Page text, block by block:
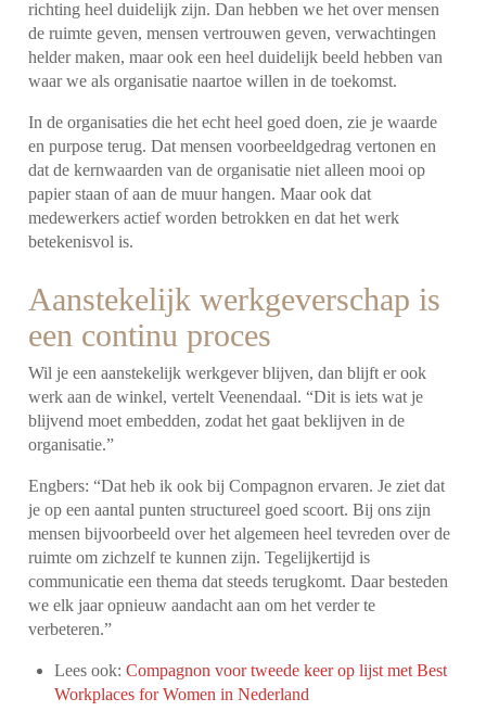
richting heel duidelijk zijn. Dan hebben we het over mensen
de ruimte geven, mensen vertrouwen geven, verwachtingen
helder maken, maar ook een heel duidelijk beeld hebben van
waar we als organisatie naartoe willen in de toekomst.
In de organisaties die het echt heel goed doen, zie je waarde
en purpose terug. Dat mensen voorbeeldgedrag vertonen en
dat de kernwaarden van de organisatie niet alleen mooi op
papier staan of aan de muur hangen. Maar ook dat
medewerkers actief worden betrokken en dat het werk
betekenisvol is.
Aanstekelijk werkgeverschap is
een continu proces
Wil je een aanstekelijk werkgever blijven, dan blijft er ook
werk aan de winkel, vertelt Veenendaal. “Dit is iets wat je
blijvend moet embedden, zodat het gaat beklijven in de
organisatie.”
Engbers: “Dat heb ik ook bij Compagnon ervaren. Je ziet dat
je op een aantal punten structureel goed scoort. Bij ons zijn
mensen bijvoorbeeld over het algemeen heel tevreden over de
ruimte om zichzelf te kunnen zijn. Tegelijkertijd is
communicatie een thema dat steeds terugkomt. Daar besteden
we elk jaar opnieuw aandacht aan om het verder te
verbeteren.”
Lees ook:Compagnon voor tweede keer op lijst met Best
Workplaces for Women in Nederland